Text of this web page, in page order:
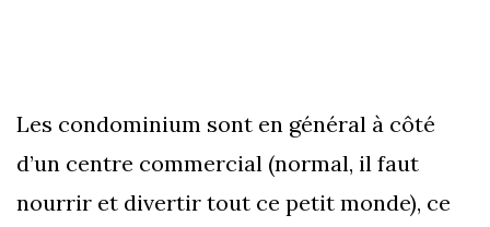
Les condominium sont en général à côté
d’un centre commercial (normal, il faut
nourrir et divertir tout ce petit monde), ce